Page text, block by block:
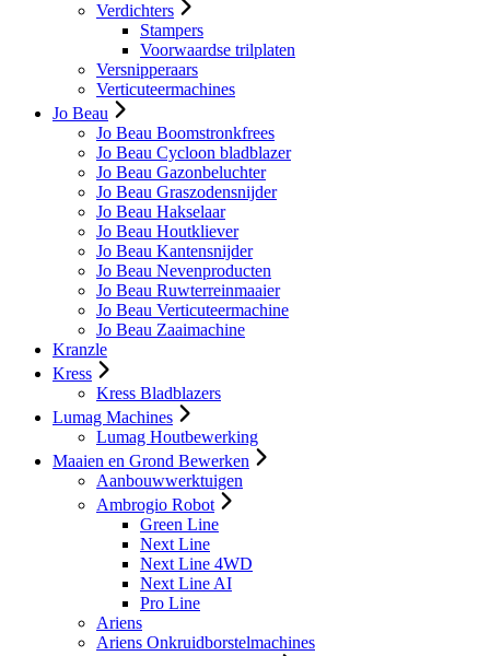
Verdichters
Stampers
Voorwaardse trilplaten
Versnipperaars
Verticuteermachines
Jo Beau
Jo Beau Boomstronkfrees
Jo Beau Cycloon bladblazer
Jo Beau Gazonbeluchter
Jo Beau Graszodensnijder
Jo Beau Hakselaar
Jo Beau Houtkliever
Jo Beau Kantensnijder
Jo Beau Nevenproducten
Jo Beau Ruwterreinmaaier
Jo Beau Verticuteermachine
Jo Beau Zaaimachine
Kranzle
Kress
Kress Bladblazers
Lumag Machines
Lumag Houtbewerking
Maaien en Grond Bewerken
Aanbouwwerktuigen
Ambrogio Robot
Green Line
Next Line
Next Line 4WD
Next Line AI
Pro Line
Ariens
Ariens Onkruidborstelmachines